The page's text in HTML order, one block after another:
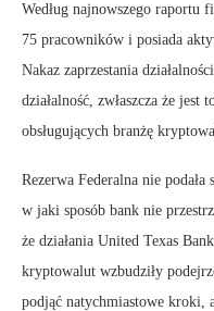
Według najnowszego raportu
75 pracowników i posiada
Nakaz zaprzestania
działalność, zwłaszcza że
obsługujących branżę
Rezerwa Federalna nie
w jaki sposób bank nie
że działania United Texas
kryptowalut wzbudziły
podjąć natychmiastowe kroki,